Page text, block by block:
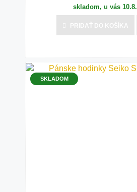
skladom, u vás 10.8.
PRIDAŤ DO KOŠÍKA
SKLADOM